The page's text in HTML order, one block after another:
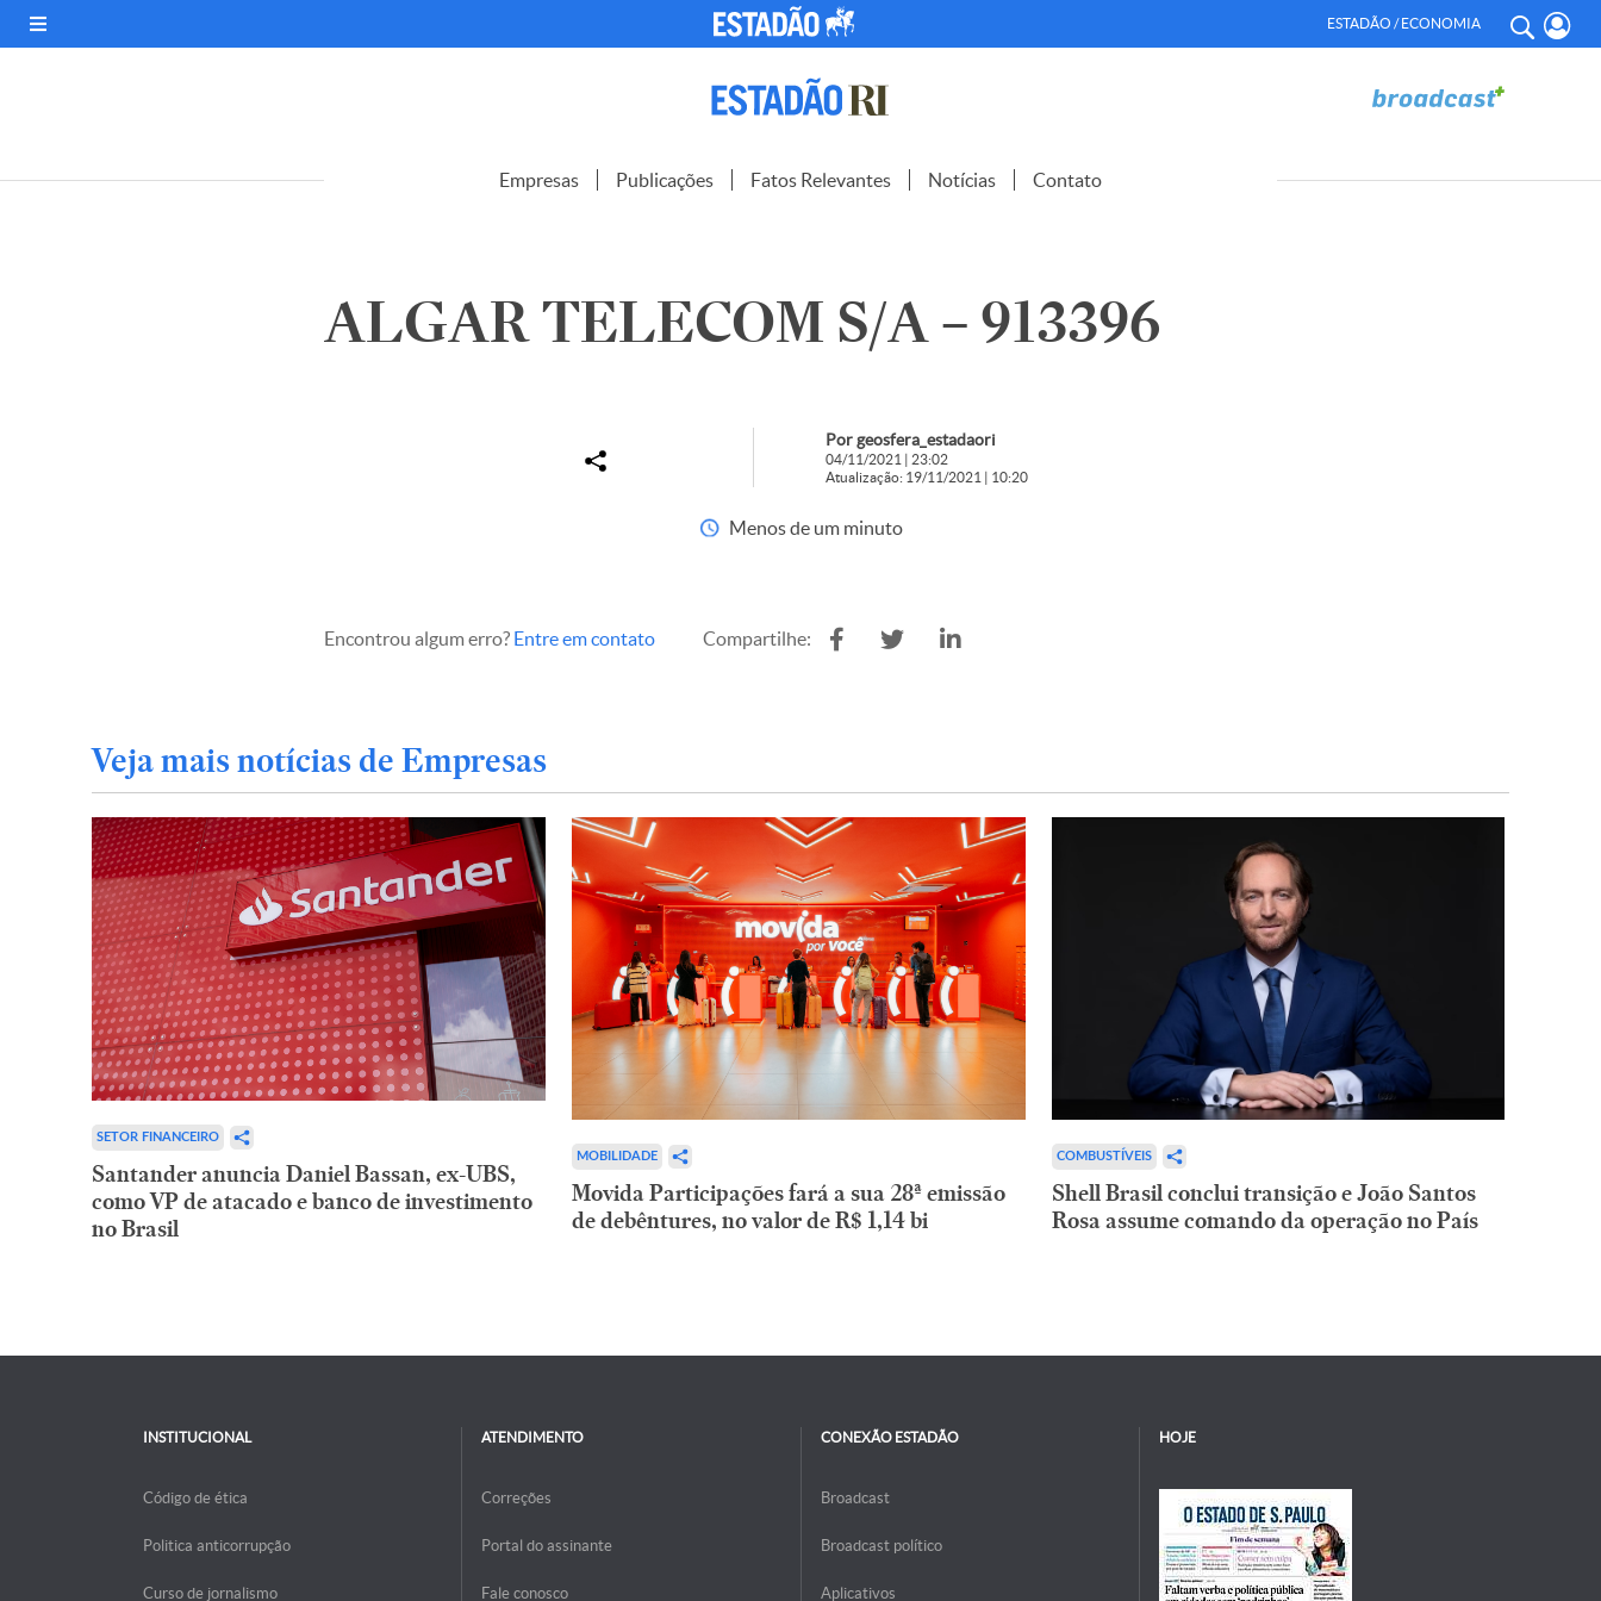
ESTADÃO / ECONOMIA
Empresas Publicações Fatos Relevantes Notícias Contato
ALGAR TELECOM S/A – 913396
Por geosfera_estadaori
04/11/2021 | 23:02
Atualização: 19/11/2021 | 10:20
Menos de um minuto
Encontrou algum erro? Entre em contato Compartilhe:
Veja mais notícias de Empresas
SETOR FINANCEIRO
Santander anuncia Daniel Bassan, ex-UBS,
como VP de atacado e banco de investimento
no Brasil
MOBILIDADE
Movida Participações fará a sua 28ª emissão
de debêntures, no valor de R$ 1,14 bi
COMBUSTÍVEIS
Shell Brasil conclui transição e João Santos
Rosa assume comando da operação no País
INSTITUCIONAL
Código de ética
Politica anticorrupção
Curso de jornalismo
ATENDIMENTO
Correções
Portal do assinante
Fale conosco
CONEXÃO ESTADÃO
Broadcast
Broadcast político
Aplicativos
HOJE